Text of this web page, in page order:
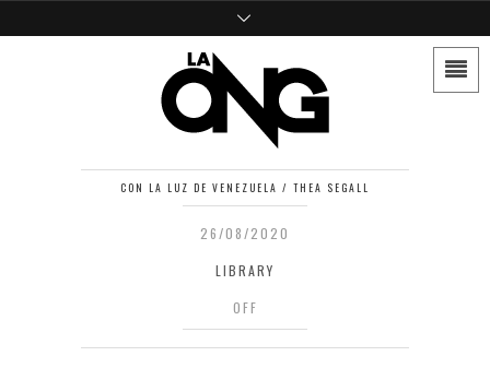
CON LA LUZ DE VENEZUELA / THEA SEGALL
26/08/2020
LIBRARY
OFF